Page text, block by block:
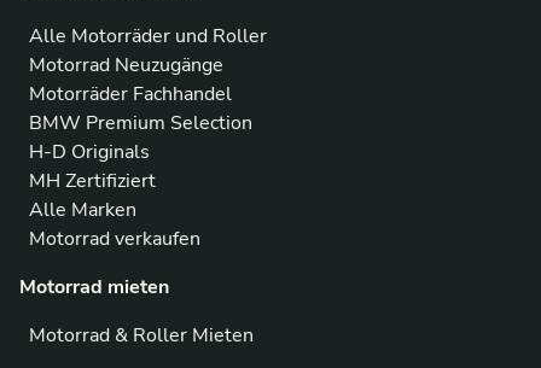
Alle Motorräder und Roller
Motorrad Neuzugänge
Motorräder Fachhandel
BMW Premium Selection
H-D Originals
MH Zertifiziert
Alle Marken
Motorrad verkaufen
Motorrad mieten
Motorrad & Roller Mieten